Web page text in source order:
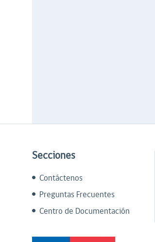
Secciones
Contáctenos
Preguntas Frecuentes
Centro de Documentación